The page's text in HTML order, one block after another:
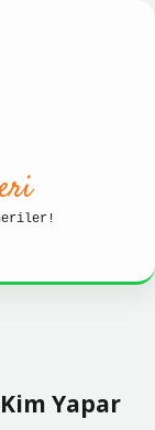
Yapar